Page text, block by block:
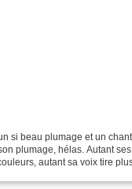
si beau plumage et un
plumage, hélas. Autant
autant sa voix tire